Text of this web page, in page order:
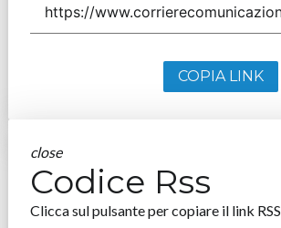
COPIA LINK
close
Codice Rss
Clicca sul pulsante per copiare il link RSS